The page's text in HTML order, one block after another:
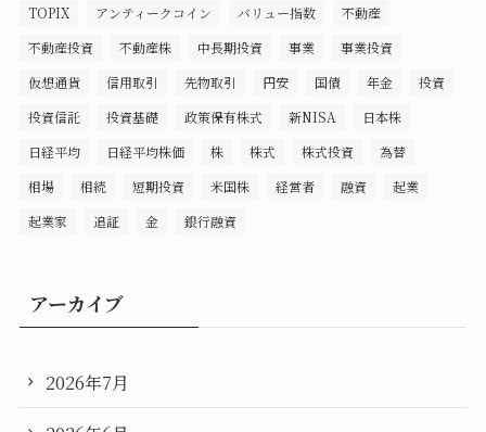
TOPIX
アンティークコイン バリュー指数
不動産
不動産投資
不動産株 中長期投資 事業
事業投資
仮想通貨
信用取引 先物取引 円安 国債 年金
投資
投資信託
投資基礎 政策保有株式 新NISA
日本株
日経平均
日経平均株価 株 株式 株式投資
為替
相場
相続 短期投資 米国株 経営者 融資
起業
起業家
追証 金 銀行融資
アーカイブ
2026年7月